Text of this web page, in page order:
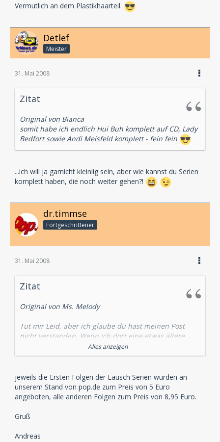
Vermutlich an dem Plastikhaarteil.
Detlef
Meister
31. Mai 2008
Zitat
Original von Bianca
somit habe ich endlich Hui Buh komplett auf CD, Lady
Bedfort sowie Andi Meisfeld komplett - fein fein
...ich will ja garnicht kleinlig sein, aber wie kannst du Serien
komplett haben, die noch weiter gehen?!
dr.timmse
Fortgeschrittener
31. Mai 2008
Zitat
Original von Ms. Melody
Tut mir Leid, aber ich glaube du hast meinen Post
nicht verstanden. Wenn ich dort eine etwas ältere
Dame sehe, die sich am Lauschstand begeistert einen
Kopfhörer abzieht und feststellt: "Toll gemacht" und
gehörte Hörspiel zu erwerben, dürfte ihr dies selbst
beim schönsten Regal und besten Preis reichlich
schwer fallen, wenn sie noch nicht einmal weiß, was
sie da eben hörte. Ob nun Caine, schwarze Sonne
usw. Das stand da nämlich leider nicht beschrieben
Lausch nicht kennen auch nicht ersichtlich. Man sollte
Alles anzeigen
jeweils die Ersten Folgen der Lausch Serien wurden an
unserem Stand von pop.de zum Preis von 5 Euro
angeboten, alle anderen Folgen zum Preis von 8,95 Euro.
Gruß
Andreas